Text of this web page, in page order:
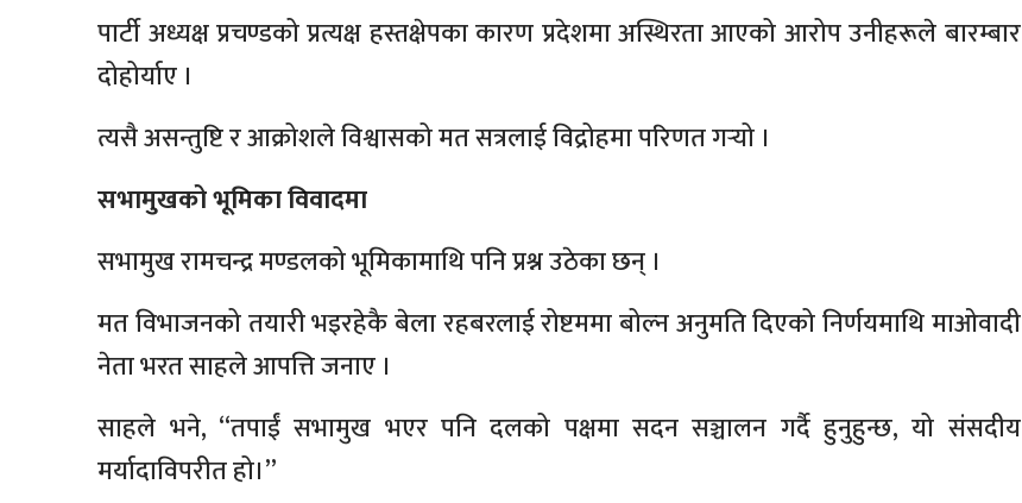
पार्टी अध्यक्ष प्रचण्डको प्रत्यक्ष हस्तक्षेपका कारण प्रदेशमा अस्थिरता आएको आरोप उनीहरूले बारम्बार
दोहोर्याए ।
त्यसै असन्तुष्टि र आक्रोशले विश्वासको मत सत्रलाई विद्रोहमा परिणत गर्‍यो ।
सभामुखको भूमिका विवादमा
सभामुख रामचन्द्र मण्डलको भूमिकामाथि पनि प्रश्न उठेका छन् ।
मत विभाजनको तयारी भइरहेकै बेला रहबरलाई रोष्टममा बोल्न अनुमति दिएको निर्णयमाथि माओवादी
नेता भरत साहले आपत्ति जनाए ।
साहले भने, “तपाईं सभामुख भएर पनि दलको पक्षमा सदन सञ्चालन गर्दै हुनुहुन्छ, यो संसदीय
मर्यादाविपरीत हो।”